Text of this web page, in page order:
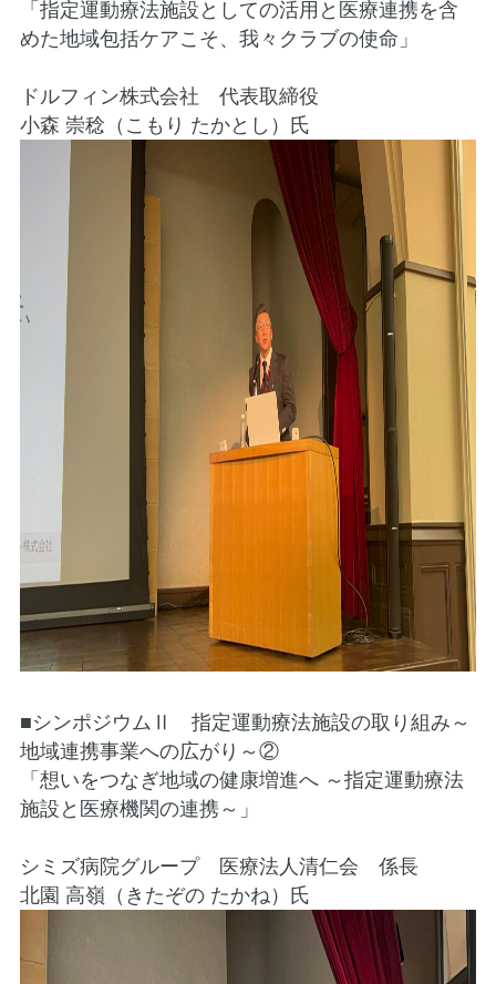
「指定運動療法施設としての活用と医療連携を含
めた地域包括ケアこそ、我々クラブの使命」
ドルフィン株式会社 代表取締役
小森 崇稔（こもり たかとし）氏
■シンポジウムⅡ 指定運動療法施設の取り組み～
地域連携事業への広がり～②
「想いをつなぎ地域の健康増進へ ～指定運動療法
施設と医療機関の連携～」
シミズ病院グループ 医療法人清仁会 係長
北園 高嶺（きたぞの たかね）氏